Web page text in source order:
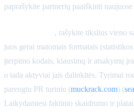
paprašykite partnerių paaiškinti naujuose
, rašykite tikslius vieno
juos gerai matomais formatais
įterpimo kodais, klausimų ir atsakymų
o tada aktyviai jais dalinkitės. Tyrimai
parengtu PR turiniu (muckrack.com) (
Laikydamiesi faktinio skaidrumo ir